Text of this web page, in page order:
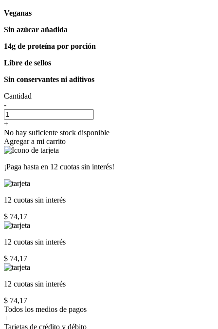
Veganas
Sin azúcar añadida
14g de proteína por porción
Libre de sellos
Sin conservantes ni aditivos
Cantidad
-
+
No hay suficiente stock disponible
Agregar a mi carrito
¡Paga hasta en 12 cuotas sin interés!
12 cuotas sin interés
$ 74,17
12 cuotas sin interés
$ 74,17
12 cuotas sin interés
$ 74,17
Todos los medios de pagos
+
Tarjetas de crédito y débito